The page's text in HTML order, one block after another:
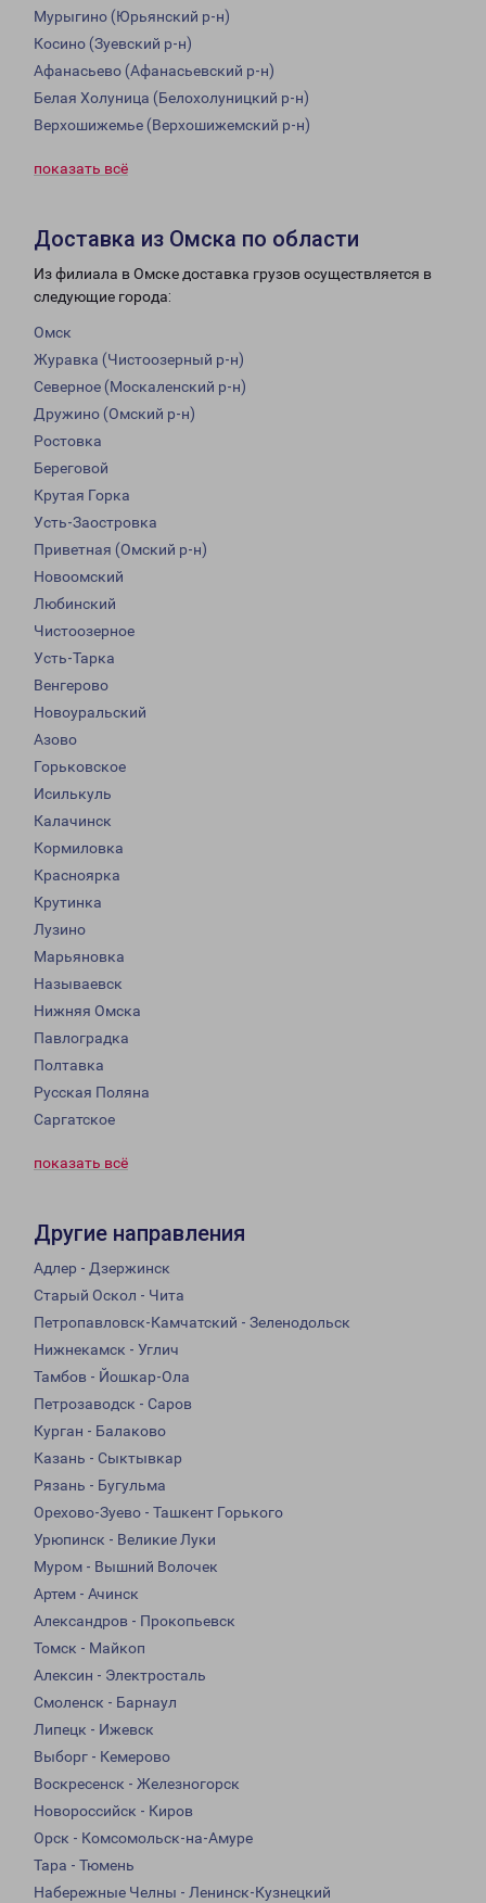
Мурыгино (Юрьянский р-н)
Косино (Зуевский р-н)
Афанасьево (Афанасьевский р-н)
Белая Холуница (Белохолуницкий р-н)
Верхошижемье (Верхошижемский р-н)
показать всё
Доставка из Омска по области
Из филиала в Омске доставка грузов осуществляется в
следующие города:
Омск
Журавка (Чистоозерный р-н)
Северное (Москаленский р-н)
Дружино (Омский р-н)
Ростовка
Береговой
Крутая Горка
Усть-Заостровка
Приветная (Омский р-н)
Новоомский
Любинский
Чистоозерное
Усть-Тарка
Венгерово
Новоуральский
Азово
Горьковское
Исилькуль
Калачинск
Кормиловка
Красноярка
Крутинка
Лузино
Марьяновка
Называевск
Нижняя Омска
Павлоградка
Полтавка
Русская Поляна
Саргатское
показать всё
Другие направления
Адлер - Дзержинск
Старый Оскол - Чита
Петропавловск-Камчатский - Зеленодольск
Нижнекамск - Углич
Тамбов - Йошкар-Ола
Петрозаводск - Саров
Курган - Балаково
Казань - Сыктывкар
Рязань - Бугульма
Орехово-Зуево - Ташкент Горького
Урюпинск - Великие Луки
Муром - Вышний Волочек
Артем - Ачинск
Александров - Прокопьевск
Томск - Майкоп
Алексин - Электросталь
Смоленск - Барнаул
Липецк - Ижевск
Выборг - Кемерово
Воскресенск - Железногорск
Новороссийск - Киров
Орск - Комсомольск-на-Амуре
Тара - Тюмень
Набережные Челны - Ленинск-Кузнецкий